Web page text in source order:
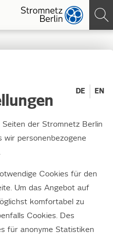
–
mal
ist jeden Tag
Anlaufstelle bei
DE EN
der Stromnetz Berlin
wir personenbezogene
Cookies für den
Um das Angebot auf
komfortabel zu
Cookies. Des
für anonyme Statistiken